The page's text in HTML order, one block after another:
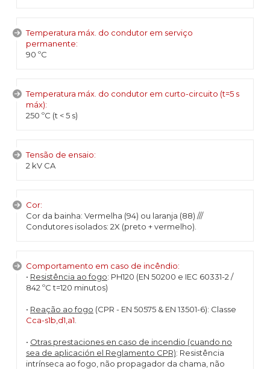
Temperatura máx. do condutor em serviço
permanente:
90 ºC
Temperatura máx. do condutor em curto-circuito (t=5 s
máx):
250 ºC (t < 5 s)
Tensão de ensaio:
2 kV CA
Cor:
Cor da bainha: Vermelha (94) ou laranja (88) ///
Condutores isolados: 2X (preto + vermelho).
Comportamento em caso de incêndio:
• Resistência ao fogo: PH120 (EN 50200 e IEC 60331-2 /
842 ºC t=120 minutos)
• Reação ao fogo (CPR - EN 50575 & EN 13501-6): Classe
Cca-s1b,d1,a1
• Otras prestaciones en caso de incendio (cuando no
sea de aplicación el Reglamento CPR): Resistência
intrínseca ao fogo, não propagador da chama, não